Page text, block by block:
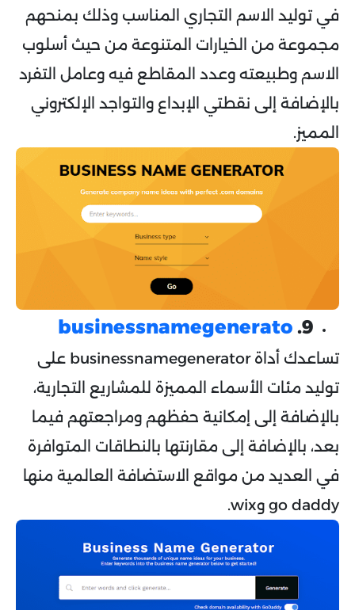
في توليد الاسم التجاري المناسب وذلك بمنحهم
مجموعة من الخيارات المتنوعة من حيث أسلوب
الاسم وطبيعته وعدد المقاطع فيه وعامل التفرد
بالإضافة إلى نقطتي الإبداع والتواجد الإلكتروني
المميز.
9.
businessnamegenerato
تساعدك أداة businessnamegenerator على
توليد مئات الأسماء المميزة للمشاريع التجارية،
بالإضافة إلى إمكانية حفظهم ومراجعتهم فيما
بعد، بالإضافة إلى مقارنتها بالنطاقات المتوافرة
في العديد من مواقع الاستضافة العالمية منها
go daddy وwix.